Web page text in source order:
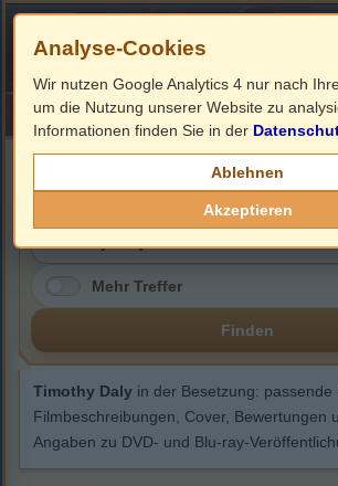
HOME ImpressumLinks
Timothy Daly
Mehr Treffer
Finden
Timothy Daly in der Besetzung: passende
Filmbeschreibungen, Cover, Bewertungen
Angaben zu DVD- und Blu-ray-
Analyse-Cookies
Wir nutzen Google Analytics 4 nur nach
um die Nutzung unserer Website zu
Informationen finden Sie in der
Ablehnen
Akzeptieren